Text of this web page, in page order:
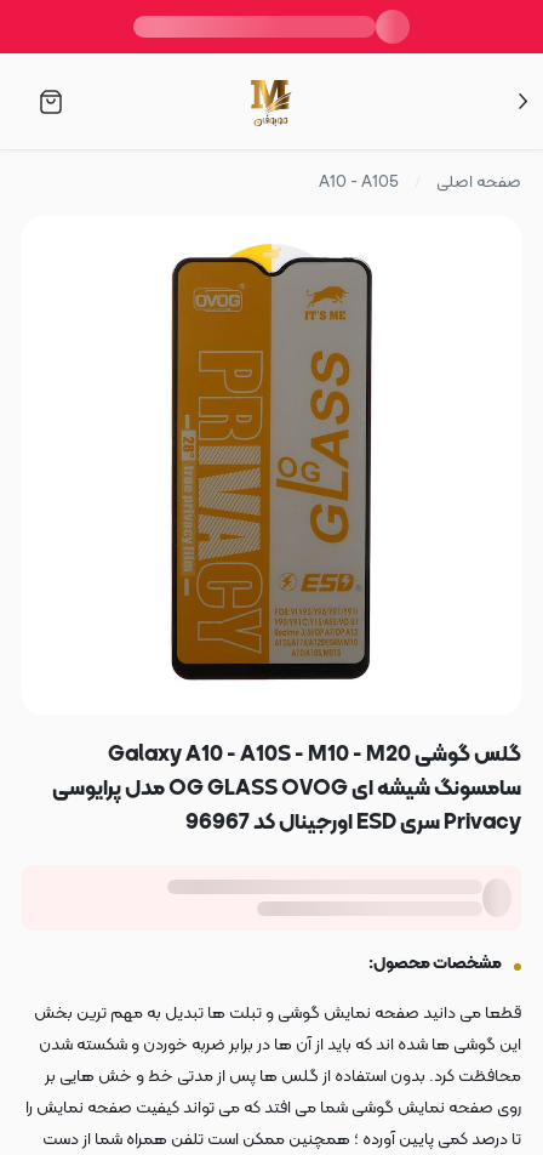
صفحه اصلی A10 - A105
گلس گوشی Galaxy A10 - A10S - M10 - M20
سامسونگ شیشه ای OG GLASS OVOG مدل پرایوسی
Privacy سری ESD اورجینال کد 96967
مشخصات محصول:
قطعا می دانید صفحه نمایش گوشی و تبلت ها تبدیل به مهم ترین بخش
این گوشی ها شده اند که باید از آن ها در برابر ضربه خوردن و شکسته شدن
محافظت کرد. بدون استفاده از گلس ها پس از مدتی خط و خش هایی بر
روی صفحه نمایش گوشی شما می افتد که می تواند کیفیت صفحه نمایش را
تا درصد کمی پایین آورده ؛ همچنین ممکن است تلفن همراه شما از دست